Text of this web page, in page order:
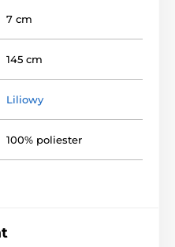
7 cm
145 cm
Liliowy
100% poliester